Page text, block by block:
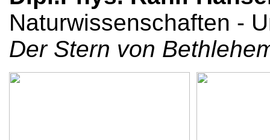
Naturwissenschaften -
Der Stern von